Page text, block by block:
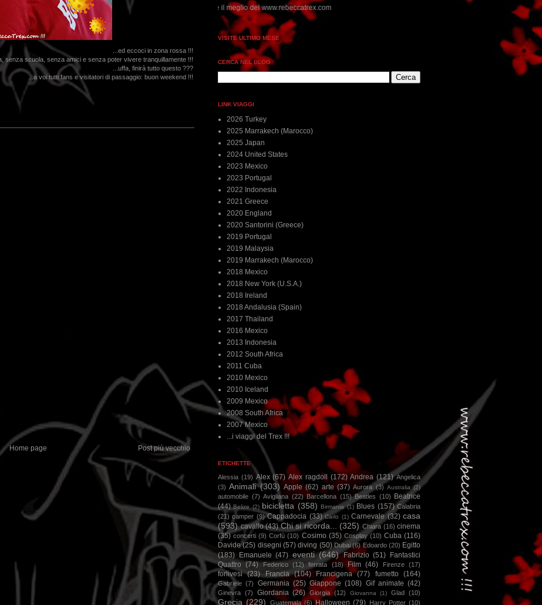
...ed eccoci in zona rossa !!!
senza scuola, senza amici e senza poter vivere tranquillamente !!!
...uffa, finirà tutto questo ???
...a voi tutti fans e visitatori di passaggio: buon weekend !!!
Post più vecchio
Home page
...dai non perdere tempo, clikka "qui", c'è il meglio del www.rebeccatrex.com
VISITE ULTIMO MESE
CERCA NEL BLOG
LINK VIAGGI
2026 Turkey
2025 Marrakech (Marocco)
2025 Japan
2024 United States
2023 Mexico
2023 Portugal
2022 Indonesia
2021 Greece
2020 England
2020 Santorini (Greece)
2019 Portugal
2019 Malaysia
2019 Marrakech (Marocco)
2018 Mexico
2018 New York (U.S.A.)
2018 Ireland
2018 Andalusia (Spain)
2017 Thailand
2016 Mexico
2013 Indonesia
2012 South Africa
2011 Cuba
2010 Mexico
2010 Iceland
2009 Mexico
2008 South Africa
2007 Mexico
...i viaggi del Trex !!!
ETICHETTE
Alessia (19) Alex (67) Alex ragdoll (172) Andrea (121) Angelica
(3) Animali (303) Apple (62) arte (37) Aurora (3) Australia (2)
automobile (7) Avigliana (22) Barcellona (15) Beatles (10)
Beatrice
(44) Belize (2) bicicletta (358) Birmania (1) Blues (157) Calabria
(21) camper (9) Cappadocia (33) Carlo (1) Carnevale (32) casa
(593) cavallo (43) Chi si ricorda... (325) Chiara (16) cinema
(35) concerti (9) Corfù (10) Cosimo (35) Cosplay (10) Cuba (116)
Davide (25) disegni (57) diving (50) Dubai (6) Edoardo (20) Egitto
(183)
Emanuele (47) eventi (646) Fabrizio (51)
Fantastici
Quattro (74) Federico (12) ferrata (18) Film (46) Firenze (17)
forlivesi (23) Francia (104) Francigena (77) fumetto (164)
Gabriele (7) Germania (25) Giappone (108) Gif animate (42)
Ginevra (7) Giordania (26) Giorgia (12) Giovanna (1) Glad (10)
Grecia (229) Guatemala (6) Halloween (79) Harry Potter (10)